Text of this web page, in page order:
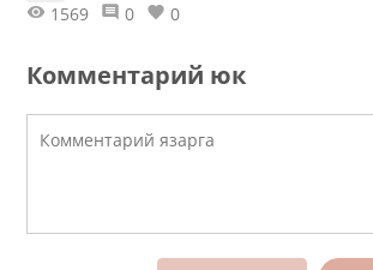
1569 0 0
Комментарий юк